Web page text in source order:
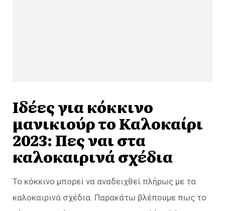
Ιδέες για κόκκινο
μανικιούρ το Καλοκαίρι
2023: Πες ναι στα
καλοκαιρινά σχέδια
Το κόκκινο μπορεί να αναδειχθεί πλήρως με τα
καλοκαιρινά σχέδια. Παρακάτω βλέπουμε πως το